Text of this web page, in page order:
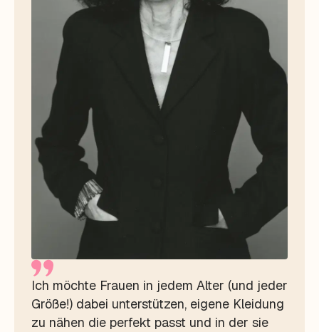
Ich möchte Frauen in jedem Alter (und jeder
Größe!) dabei unterstützen, eigene Kleidung
zu nähen die perfekt passt und in der sie